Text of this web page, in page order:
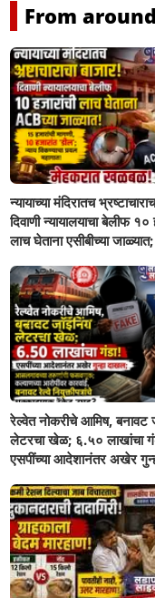
From
न्यायाच्या मंदिरातच
दिवाणी न्यायालयाचा बेलीफ १०
लाच घेताना एसीबीच्या
रेल्वेत नोकरीचे आमिष, बनावट
लेटरचा खेळ; ६.५० लाखांचा
एसपींच्या आदेशानंतर अखेर
कल्याणच्या आरोपीवर कारवाई,